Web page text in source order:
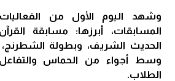
وشهد اليوم الأول من
المسابقات، أبرزها: مسابقة
الحديث الشريف، وبطولة الشطرنج،
وسط أجواء من الحماس
الطلاب.